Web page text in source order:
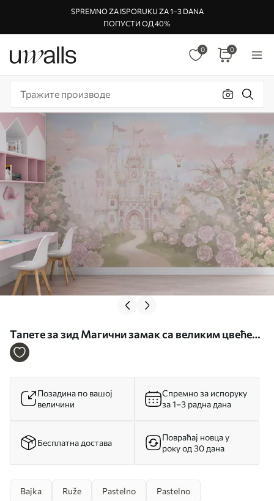
SPREMNO ZA ISPORUKU ZA 1–3 DANA
ПОПУСТИ ОД 40%
0 0
Тапете за зид Магични замак са великим цвећем
и дрвећем бр. w01524
Позадина по вашој
величини
Спремно за испоруку
за 1–3 радна дана
Бесплатна достава
Повраћај новца у
року од 30 дана
Bajka Ruže Pastelno Pastelno